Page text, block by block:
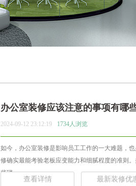
办公室装修应该注意的事项有哪
2024-09-12 23:12:19 1734人浏览
如今，办公室装修是影响员工工作的一大难题，
修确实最能考验老板应变能力和细腻程度的准则
些琐... ...
查看详情 最新装修优